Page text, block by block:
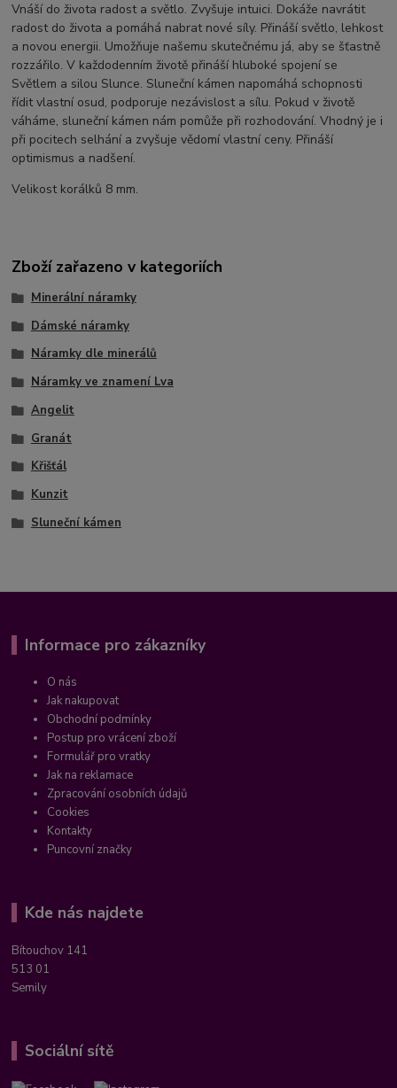
Vnáší do života radost a světlo. Zvyšuje intuici. Dokáže navrátit
radost do života a pomáhá nabrat nové síly. Přináší světlo, lehkost
a novou energii. Umožňuje našemu skutečnému já, aby se šťastně
rozzářilo. V každodenním životě přináší hluboké spojení se
Světlem a silou Slunce. Sluneční kámen napomáhá schopnosti
řídit vlastní osud, podporuje nezávislost a sílu. Pokud v životě
váháme, sluneční kámen nám pomůže při rozhodování. Vhodný je i
při pocitech selhání a zvyšuje vědomí vlastní ceny. Přináší
optimismus a nadšení.
Velikost korálků 8 mm.
Zboží zařazeno v kategoriích
Minerální náramky
Dámské náramky
Náramky dle minerálů
Náramky ve znamení Lva
Angelit
Granát
Křišťál
Kunzit
Sluneční kámen
Informace pro zákazníky
O nás
Jak nakupovat
Obchodní podmínky
Postup pro vrácení zboží
Formulář pro vratky
Jak na reklamace
Zpracování osobních údajů
Cookies
Kontakty
Puncovní značky
Kde nás najdete
Bítouchov 141
513 01
Semily
Sociální sítě